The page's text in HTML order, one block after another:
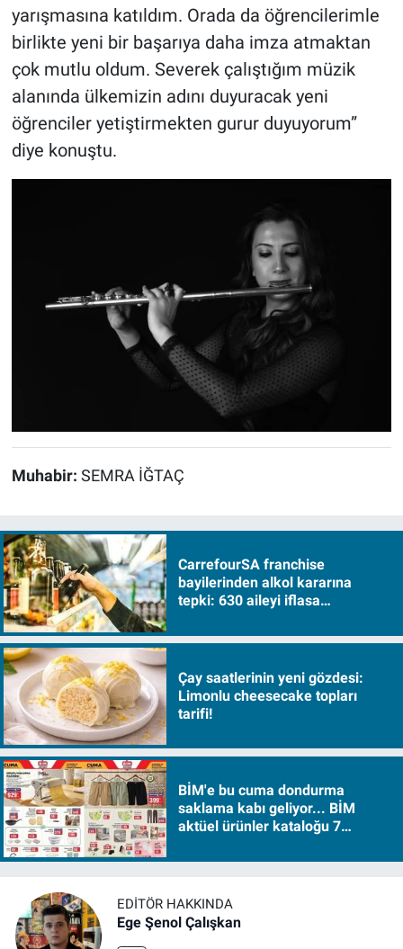
yarışmasına katıldım. Orada da öğrencilerimle
birlikte yeni bir başarıya daha imza atmaktan
çok mutlu oldum. Severek çalıştığım müzik
alanında ülkemizin adını duyuracak yeni
öğrenciler yetiştirmekten gurur duyuyorum”
diye konuştu.
Muhabir: SEMRA İĞTAÇ
CarrefourSA franchise
bayilerinden alkol kararına
tepki: 630 aileyi iflasa
Çay saatlerinin yeni gözdesi:
Limonlu cheesecake topları
tarifi!
BİM'e bu cuma dondurma
saklama kabı geliyor... BİM
aktüel ürünler kataloğu 7
EDITÖR HAKKINDA
Ege Şenol Çalışkan